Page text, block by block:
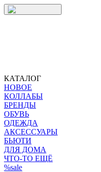
КАТАЛОГ
НОВОЕ
КОЛЛАБЫ
БРЕНДЫ
ОБУВЬ
ОДЕЖДА
АКСЕССУАРЫ
БЬЮТИ
ДЛЯ ДОМА
ЧТО-ТО ЕЩЁ
%sale